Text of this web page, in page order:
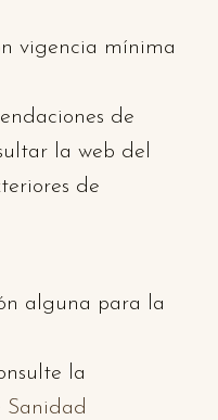
vigencia mínima
de
la web del
de
alguna para la
la
Sanidad